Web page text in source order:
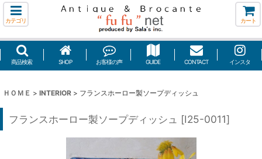
カテゴリ カート
商品検索 SHOP お客様の声 GUIDE CONTACT インスタ
ＨＯＭＥ > INTERIOR > フランスホーロー製ソープディッシュ
フランスホーロー製ソープディッシュ [I25-0011]